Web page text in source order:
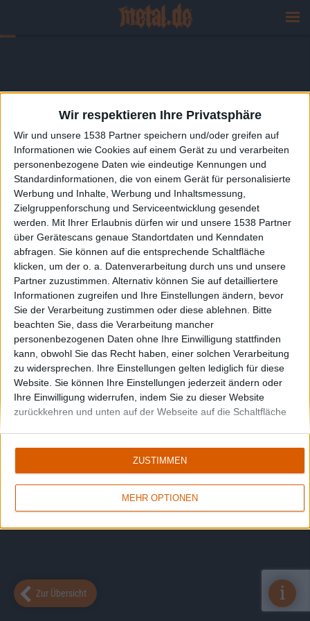
Wir respektieren Ihre Privatsphäre
Wir und unsere 1538 Partner speichern und/oder greifen auf
Informationen wie Cookies auf einem Gerät zu und verarbeiten
personenbezogene Daten wie eindeutige Kennungen und
Standardinformationen, die von einem Gerät für personalisierte
Werbung und Inhalte, Werbung und Inhaltsmessung,
Zielgruppenforschung und Serviceentwicklung gesendet
werden.
Mit Ihrer Erlaubnis dürfen wir und unsere 1538 Partner
über Gerätescans genaue Standortdaten und Kenndaten
abfragen. Sie können auf die entsprechende Schaltfläche
klicken, um der o. a. Datenverarbeitung durch uns und unsere
Partner zuzustimmen. Alternativ können Sie auf detailliertere
Informationen zugreifen und Ihre Einstellungen ändern, bevor
Sie der Verarbeitung zustimmen oder diese ablehnen.
Bitte
beachten Sie, dass die Verarbeitung mancher
personenbezogenen Daten ohne Ihre Einwilligung stattfinden
kann, obwohl Sie das Recht haben, einer solchen Verarbeitung
zu widersprechen. Ihre Einstellungen gelten lediglich für diese
Website. Sie können Ihre Einstellungen jederzeit ändern oder
Ihre Einwilligung widerrufen, indem Sie zu dieser Website
zurückkehren und unten auf der Webseite auf die Schaltfläche
MEHR OPTIONEN
ZUSTIMMEN
Zur Übersicht i